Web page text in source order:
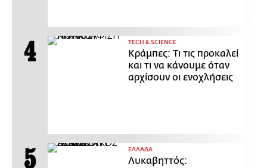
ΤECH & SCIENCE
Κράμπες: Τι τις προκαλεί
και τι να κάνουμε όταν
αρχίσουν οι ενοχλήσεις
ΕΛΛΑΔΑ
Λυκαβηττός: